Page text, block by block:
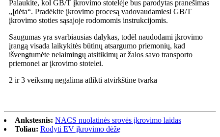
Palaukite, kol GB/T įkrovimo stotelėje bus parodytas pranešimas
„Įdėta“. Pradėkite įkrovimo procesą vadovaudamiesi GB/T
įkrovimo stoties sąsajoje rodomomis instrukcijomis.
Saugumas yra svarbiausias dalykas, todėl naudodami įkrovimo
įrangą visada laikykitės būtinų atsargumo priemonių, kad
išvengtumėte nelaimingų atsitikimų ar žalos savo transporto
priemonei ar įkrovimo stotelei.
2 ir 3 veiksmų negalima atlikti atvirkštine tvarka
Ankstesnis: NACS nuolatinės srovės įkrovimo laidas
Toliau: Rodyti EV įkrovimo dėžę